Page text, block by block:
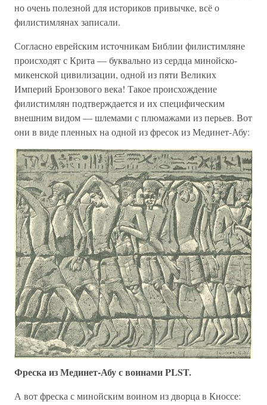
но очень полезной для историков привычке, всё о
филистимлянах записали.
Согласно еврейским источникам Библии филистимляне
происходят с Крита — буквально из сердца минойско-
микенской цивилизации, одной из пяти Великих
Империй Бронзового века! Такое происхождение
филистимлян подтверждается и их специфическим
внешним видом — шлемами с плюмажами из перьев. Вот
они в виде пленных на одной из фресок из Мединет-Абу:
Фреска из Мединет-Абу с воинами PLST.
А вот фреска с минойским воином из дворца в Кноссе: